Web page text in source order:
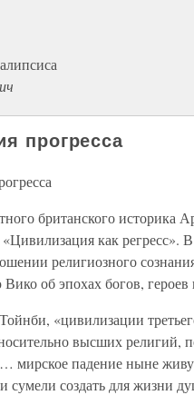
прогресса
британского историка
«Цивилизация как регресс».
религиозного
об эпохах богов,
«цивилизации
высших религий,
мирское падение ныне
сумели создать для жизни